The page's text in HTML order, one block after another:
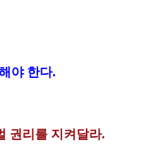
야 한다.
권리를 지켜달라.